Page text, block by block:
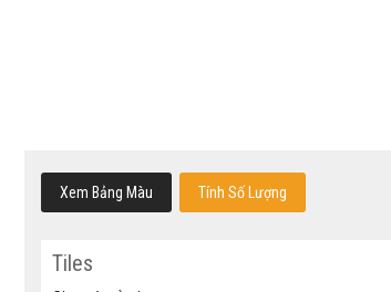
Xem Bảng Màu Tính Số Lượng
Tiles